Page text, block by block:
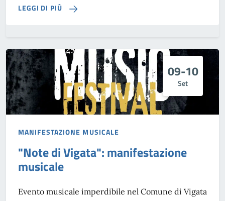
LEGGI DI PIÙ
09-10
Set
MANIFESTAZIONE MUSICALE
"Note di Vigata": manifestazione
musicale
Evento musicale imperdibile nel Comune di Vigata